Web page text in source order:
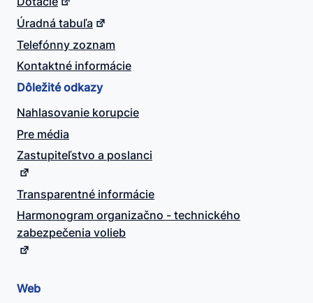
Úradná tabuľa
Telefónny zoznam
Kontaktné informácie
Dôležité odkazy
Nahlasovanie korupcie
Pre média
Zastupiteľstvo a poslanci
Transparentné informácie
Harmonogram organizačno - technického
zabezpečenia volieb
Web